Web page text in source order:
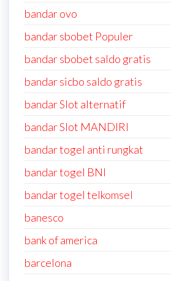
bandar ovo
bandar sbobet Populer
bandar sbobet saldo gratis
bandar sicbo saldo gratis
bandar Slot alternatif
bandar Slot MANDIRI
bandar togel anti rungkat
bandar togel BNI
bandar togel telkomsel
banesco
bank of america
barcelona